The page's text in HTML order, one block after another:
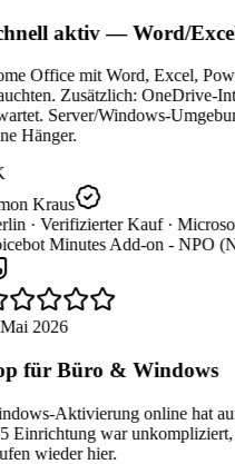
aktiv — Word/
Office mit Word, Excel,
Zusätzlich: OneDrive-
Server/Windows-
Hänger.
Kraus
· Verifizierter Kauf ·
Minutes Add-on - NPO
2026
für Büro & Windows
Aktivierung online hat
Einrichtung war unkompliziert,
wieder hier.